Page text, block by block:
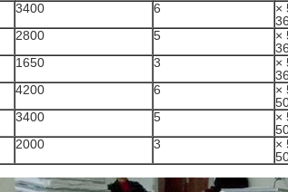
592 × 592 ×
6
3400
490 × 592 ×
5
2800
287 × 592 ×
3
1650
592 × 592 ×
6
4200
490 × 592 ×
5
3400
287 × 592 ×
3
2000